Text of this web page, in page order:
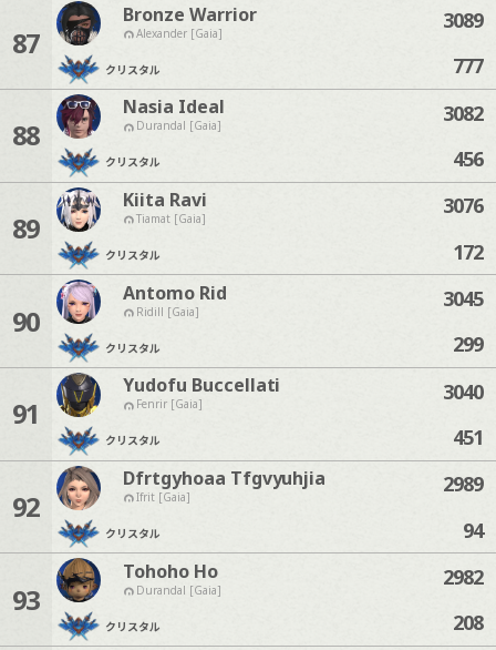
87
Bronze Warrior
Alexander [Gaia]
クリスタル
3089
777
88
Nasia Ideal
Durandal [Gaia]
クリスタル
3082
456
89
Kiita Ravi
Tiamat [Gaia]
クリスタル
3076
172
90
Antomo Rid
Ridill [Gaia]
クリスタル
3045
299
91
Yudofu Buccellati
Fenrir [Gaia]
クリスタル
3040
451
92
Dfrtgyhoaa Tfgvyuhjia
Ifrit [Gaia]
クリスタル
2989
94
93
Tohoho Ho
Durandal [Gaia]
クリスタル
2982
208